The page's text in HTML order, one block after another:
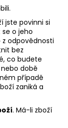
jste povinni si
o jeho
odpovědnosti
bez
co budete
době
případě
zaniká a
. Má-li zboží